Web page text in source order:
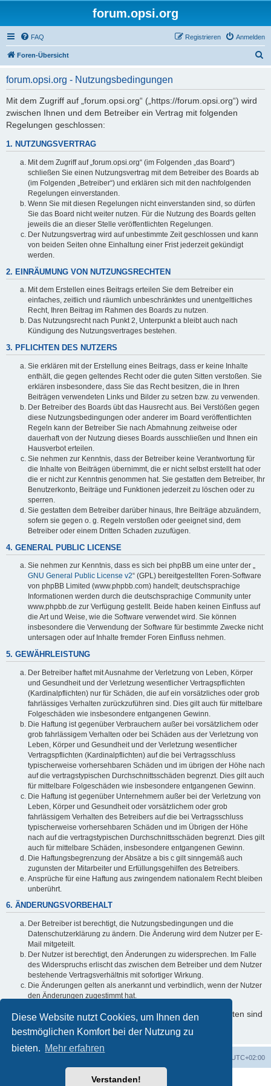
Diese Website nutzt Cookies, um Ihnen den
bestmöglichen Komfort bei der Nutzung zu
bieten. Mehr erfahren
Verstanden!
forum.opsi.org
FAQ Anmelden
Registrieren
Foren-Übersicht
forum.opsi.org - Nutzungsbedingungen
Mit dem Zugriff auf „forum.opsi.org“ („https://forum.opsi.org“) wird
zwischen Ihnen und dem Betreiber ein Vertrag mit folgenden
Regelungen geschlossen:
1. NUTZUNGSVERTRAG
Mit dem Zugriff auf „forum.opsi.org“ (im Folgenden „das Board“)
schließen Sie einen Nutzungsvertrag mit dem Betreiber des Boards ab
(im Folgenden „Betreiber“) und erklären sich mit den nachfolgenden
Regelungen einverstanden.
Wenn Sie mit diesen Regelungen nicht einverstanden sind, so dürfen
Sie das Board nicht weiter nutzen. Für die Nutzung des Boards gelten
jeweils die an dieser Stelle veröffentlichten Regelungen.
Der Nutzungsvertrag wird auf unbestimmte Zeit geschlossen und kann
von beiden Seiten ohne Einhaltung einer Frist jederzeit gekündigt
werden.
2. EINRÄUMUNG VON NUTZUNGSRECHTEN
Mit dem Erstellen eines Beitrags erteilen Sie dem Betreiber ein
einfaches, zeitlich und räumlich unbeschränktes und unentgeltliches
Recht, Ihren Beitrag im Rahmen des Boards zu nutzen.
Das Nutzungsrecht nach Punkt 2, Unterpunkt a bleibt auch nach
Kündigung des Nutzungsvertrages bestehen.
3. PFLICHTEN DES NUTZERS
Sie erklären mit der Erstellung eines Beitrags, dass er keine Inhalte
enthält, die gegen geltendes Recht oder die guten Sitten verstoßen. Sie
erklären insbesondere, dass Sie das Recht besitzen, die in Ihren
Beiträgen verwendeten Links und Bilder zu setzen bzw. zu verwenden.
Der Betreiber des Boards übt das Hausrecht aus. Bei Verstößen gegen
diese Nutzungsbedingungen oder anderer im Board veröffentlichten
Regeln kann der Betreiber Sie nach Abmahnung zeitweise oder
dauerhaft von der Nutzung dieses Boards ausschließen und Ihnen ein
Hausverbot erteilen.
Sie nehmen zur Kenntnis, dass der Betreiber keine Verantwortung für
die Inhalte von Beiträgen übernimmt, die er nicht selbst erstellt hat oder
die er nicht zur Kenntnis genommen hat. Sie gestatten dem Betreiber, Ihr
Benutzerkonto, Beiträge und Funktionen jederzeit zu löschen oder zu
sperren.
Sie gestatten dem Betreiber darüber hinaus, Ihre Beiträge abzuändern,
sofern sie gegen o. g. Regeln verstoßen oder geeignet sind, dem
Betreiber oder einem Dritten Schaden zuzufügen.
4. GENERAL PUBLIC LICENSE
Sie nehmen zur Kenntnis, dass es sich bei phpBB um eine unter der „
GNU General Public License v2“ (GPL) bereitgestellten Foren-Software
von phpBB Limited (www.phpbb.com) handelt; deutschsprachige
Informationen werden durch die deutschsprachige Community unter
www.phpbb.de zur Verfügung gestellt. Beide haben keinen Einfluss auf
die Art und Weise, wie die Software verwendet wird. Sie können
insbesondere die Verwendung der Software für bestimmte Zwecke nicht
untersagen oder auf Inhalte fremder Foren Einfluss nehmen.
5. GEWÄHRLEISTUNG
Der Betreiber haftet mit Ausnahme der Verletzung von Leben, Körper
und Gesundheit und der Verletzung wesentlicher Vertragspflichten
(Kardinalpflichten) nur für Schäden, die auf ein vorsätzliches oder grob
fahrlässiges Verhalten zurückzuführen sind. Dies gilt auch für mittelbare
Folgeschäden wie insbesondere entgangenen Gewinn.
Die Haftung ist gegenüber Verbrauchern außer bei vorsätzlichem oder
grob fahrlässigem Verhalten oder bei Schäden aus der Verletzung von
Leben, Körper und Gesundheit und der Verletzung wesentlicher
Vertragspflichten (Kardinalpflichten) auf die bei Vertragsschluss
typischerweise vorhersehbaren Schäden und im übrigen der Höhe nach
auf die vertragstypischen Durchschnittsschäden begrenzt. Dies gilt auch
für mittelbare Folgeschäden wie insbesondere entgangenen Gewinn.
Die Haftung ist gegenüber Unternehmern außer bei der Verletzung von
Leben, Körper und Gesundheit oder vorsätzlichem oder grob
fahrlässigem Verhalten des Betreibers auf die bei Vertragsschluss
typischerweise vorhersehbaren Schäden und im Übrigen der Höhe
nach auf die vertragstypischen Durchschnittsschäden begrenzt. Dies gilt
auch für mittelbare Schäden, insbesondere entgangenen Gewinn.
Die Haftungsbegrenzung der Absätze a bis c gilt sinngemäß auch
zugunsten der Mitarbeiter und Erfüllungsgehilfen des Betreibers.
Ansprüche für eine Haftung aus zwingendem nationalem Recht bleiben
unberührt.
6. ÄNDERUNGSVORBEHALT
Der Betreiber ist berechtigt, die Nutzungsbedingungen und die
Datenschutzerklärung zu ändern. Die Änderung wird dem Nutzer per E-
Mail mitgeteilt.
Der Nutzer ist berechtigt, den Änderungen zu widersprechen. Im Falle
des Widerspruchs erlischt das zwischen dem Betreiber und dem Nutzer
bestehende Vertragsverhältnis mit sofortiger Wirkung.
Die Änderungen gelten als anerkannt und verbindlich, wenn der Nutzer
den Änderungen zugestimmt hat.
Informationen über den Umgang mit Ihren persönlichen Daten sind
in der Datenschutzerklärung enthalten.
UTC+02:00
Powered byphpBB® Forum Software © phpBB Limited